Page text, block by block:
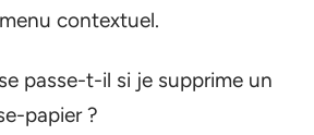
contextuel.
passe-t-il si je supprime un
papier ?